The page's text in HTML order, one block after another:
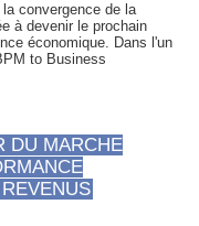
convergence de la
à devenir le prochain
économique. Dans l'un
to Business
DU MARCHE